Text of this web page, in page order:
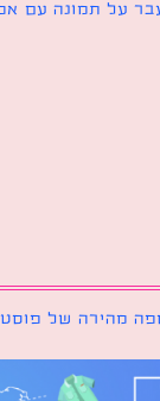
עם אפקטים
של פוסטים או